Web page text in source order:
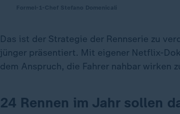
Das ist der Strategie der Rennserie zu
jünger präsentiert. Mit eigener Netflix-
dem Anspruch, die Fahrer nahbar wirken
24 Rennen im Jahr sollen